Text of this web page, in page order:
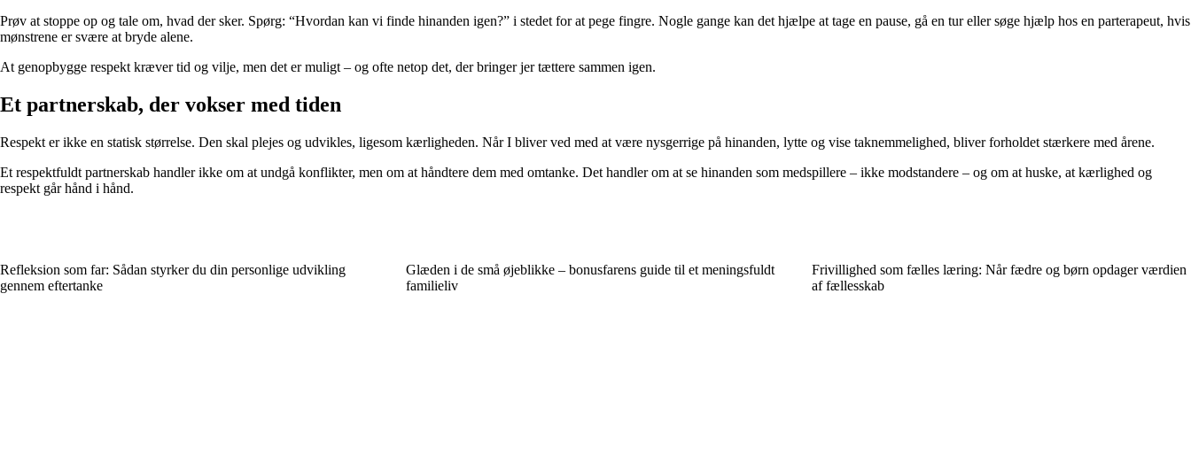
Prøv at stoppe op og tale om, hvad der sker. Spørg: “Hvordan kan vi finde hinanden igen?” i stedet for at pege fingre. Nogle gange kan det hjælpe at tage en pause, gå en tur eller søge hjælp hos en parterapeut, hvis
mønstrene er svære at bryde alene.
At genopbygge respekt kræver tid og vilje, men det er muligt – og ofte netop det, der bringer jer tættere sammen igen.
Et partnerskab, der vokser med tiden
Respekt er ikke en statisk størrelse. Den skal plejes og udvikles, ligesom kærligheden. Når I bliver ved med at være nysgerrige på hinanden, lytte og vise taknemmelighed, bliver forholdet stærkere med årene.
Et respektfuldt partnerskab handler ikke om at undgå konflikter, men om at håndtere dem med omtanke. Det handler om at se hinanden som medspillere – ikke modstandere – og om at huske, at kærlighed og
respekt går hånd i hånd.
Refleksion som far: Sådan styrker du din personlige udvikling
gennem eftertanke
Glæden i de små øjeblikke – bonusfarens guide til et meningsfuldt
familieliv
Frivillighed som fælles læring: Når fædre og børn opdager værdien
af fællesskab